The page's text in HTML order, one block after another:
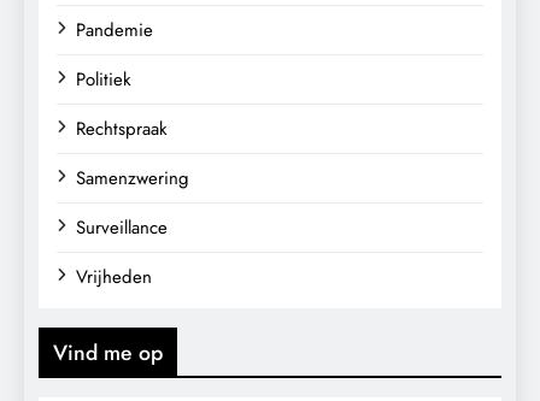
Pandemie
Politiek
Rechtspraak
Samenzwering
Surveillance
Vrijheden
Vind me op